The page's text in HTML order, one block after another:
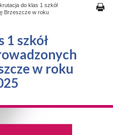
do klas 1 szkół
Brzeszcze w roku
1 szkół
w roku